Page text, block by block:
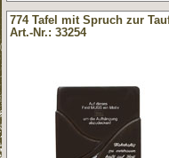
774 Tafel mit Spruch zur
Art.-Nr.: 33254